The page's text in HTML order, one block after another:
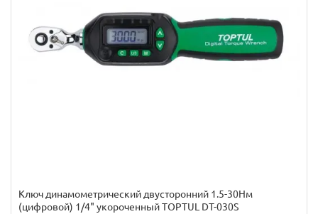
Ключ динамометрический двусторонний 1.5-30Нм
(цифровой) 1/4" укороченный TOPTUL DT-030S